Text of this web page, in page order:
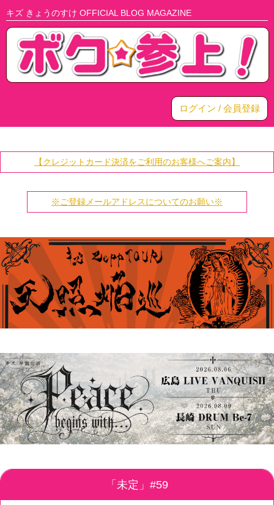
キズ きょうのすけ OFFICIAL BLOG MAGAZINE
ログイン / 会員登録
【クレジットカード決済をご利用のお客様へご案内】
※ご登録メールアドレスについてのお願い※
「未定」#59